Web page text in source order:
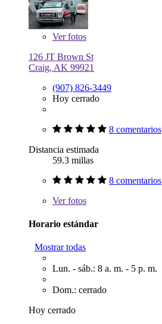
Verfotos
126 JT Brown St
Craig, AK 99921
(907) 826-3449
Hoy cerrado
8 comentarios
Distancia estimada
59.3 millas
8 comentarios
Verfotos
Horario estándar
Mostrar todas
Lun. - sáb.: 8 a. m. - 5 p. m.
Dom.: cerrado
Hoy cerrado